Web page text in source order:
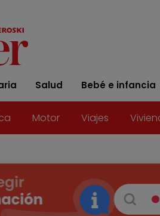
Salud Bebé e infancia
Motor Viajes